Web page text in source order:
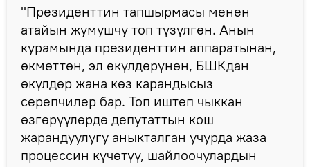
"Президенттин тапшырмасы менен
атайын жумушчу топ түзүлгөн. Анын
курамында президенттин аппаратынан,
өкмөттөн, эл өкүлдөрүнөн, БШКдан
өкүлдөр жана көз карандысыз
серепчилер бар. Топ иштеп чыккан
өзгөрүүлөрдө депутаттын кош
жарандуулугу аныкталган учурда жаза
процессин күчөтүү, шайлоочулардын